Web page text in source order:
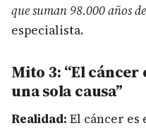
que suman 98.000 años
especialista.
Mito 3: “El cáncer
una sola causa”
Realidad: El cáncer